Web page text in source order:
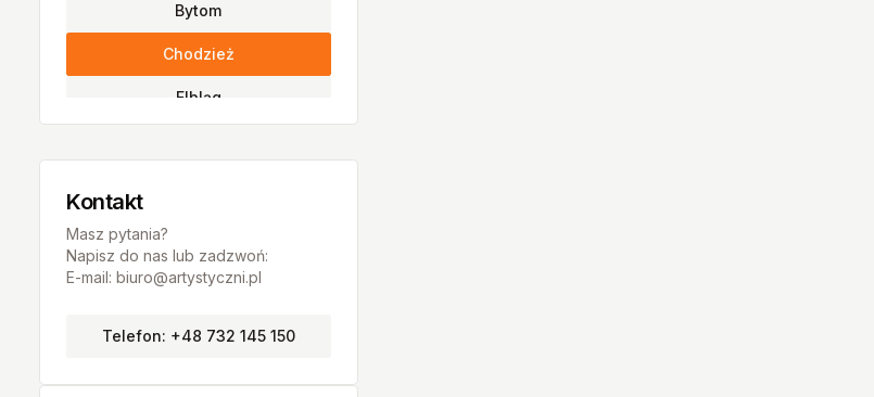
Bytom
Chodzież
Elbląg
Grudziądz
Inowrocław
Kontakt
Masz pytania?
Napisz do nas lub zadzwoń:
E-mail: biuro@artystyczni.pl
Telefon: +48 732 145 150